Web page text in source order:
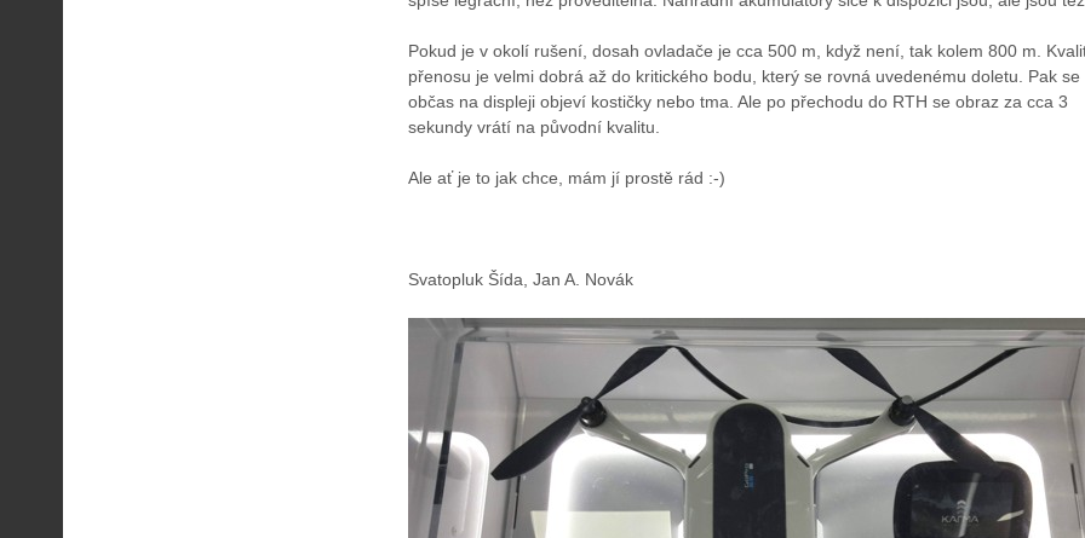
Pokud je v okolí rušení, dosah ovladače je cca 500 m, když není, tak kolem 800 m.
přenosu je velmi dobrá až do kritického bodu, který se rovná uvedenému doletu. Pak se
občas na displeji objeví kostičky nebo tma. Ale po přechodu do RTH se obraz za cca 3
sekundy vrátí na původní kvalitu.
Ale ať je to jak chce, mám jí prostě rád :-)
Svatopluk Šída, Jan A. Novák